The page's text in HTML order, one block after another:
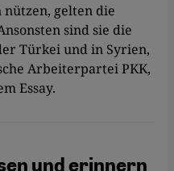
gelten die
sind sie die
Türkei und in Syrien,
Arbeiterpartei PKK,
Essay.
und erinnern